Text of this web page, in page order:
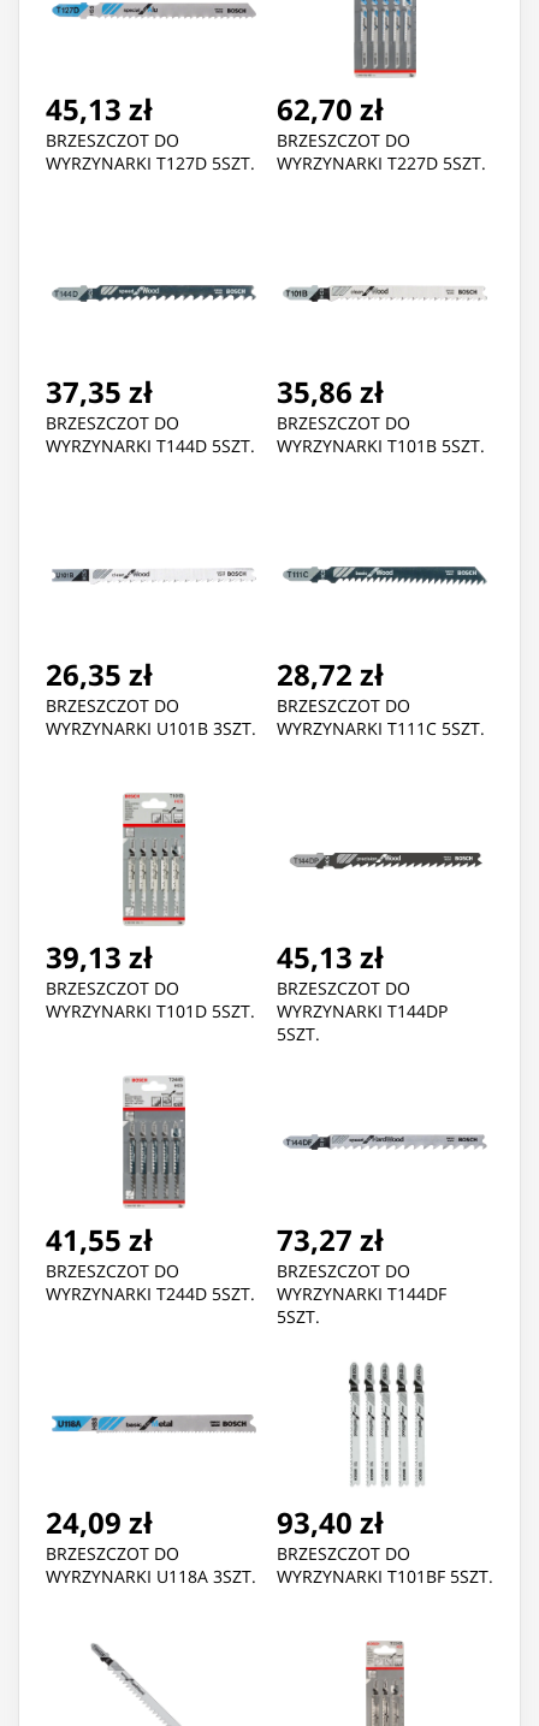
45,13 zł
BRZESZCZOT DO
WYRZYNARKI T127D 5SZT.
62,70 zł
BRZESZCZOT DO
WYRZYNARKI T227D 5SZT.
37,35 zł
BRZESZCZOT DO
WYRZYNARKI T144D 5SZT.
35,86 zł
BRZESZCZOT DO
WYRZYNARKI T101B 5SZT.
26,35 zł
BRZESZCZOT DO
WYRZYNARKI U101B 3SZT.
28,72 zł
BRZESZCZOT DO
WYRZYNARKI T111C 5SZT.
39,13 zł
BRZESZCZOT DO
WYRZYNARKI T101D 5SZT.
45,13 zł
BRZESZCZOT DO
WYRZYNARKI T144DP
5SZT.
41,55 zł
BRZESZCZOT DO
WYRZYNARKI T244D 5SZT.
73,27 zł
BRZESZCZOT DO
WYRZYNARKI T144DF
5SZT.
24,09 zł
BRZESZCZOT DO
WYRZYNARKI U118A 3SZT.
93,40 zł
BRZESZCZOT DO
WYRZYNARKI T101BF 5SZT.